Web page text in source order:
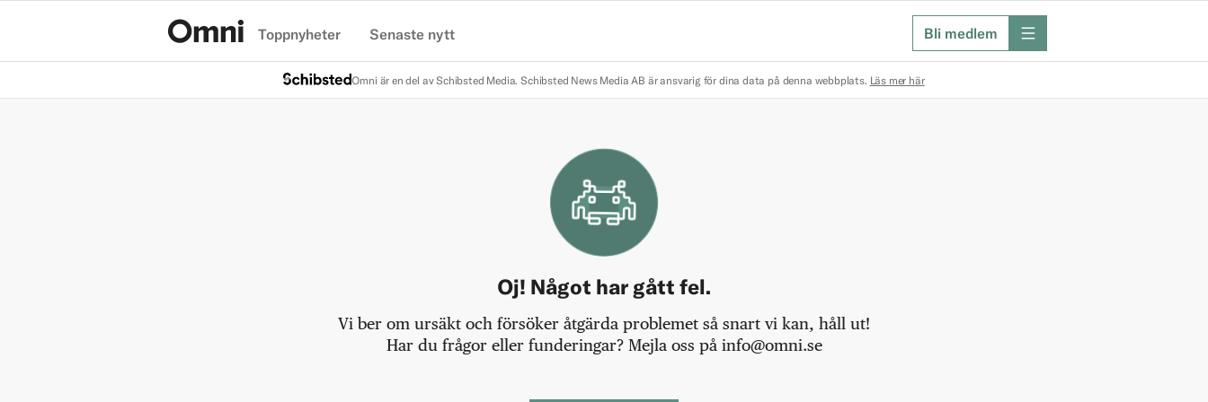
Toppnyheter Senaste nytt Bli medlem meny
Omni är en del av Schibsted Media. Schibsted News Media AB är ansvarig för dina data på denna webbplats. Läs mer här
Oj! Något har gått fel.
Vi ber om ursäkt och försöker åtgärda problemet så snart vi kan, håll ut!
Har du frågor eller funderingar? Mejla oss på info@omni.se